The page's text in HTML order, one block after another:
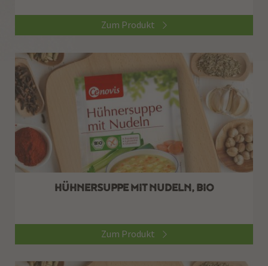
Zum Produkt
HÜHNERSUPPE MIT NUDELN, BIO
Zum Produkt